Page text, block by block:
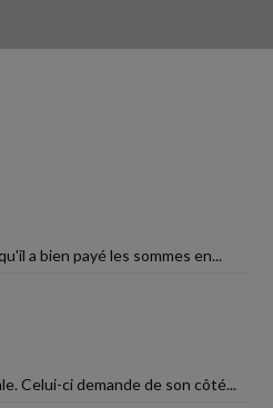
a bien payé les sommes en...
Celui-ci demande de son côté...